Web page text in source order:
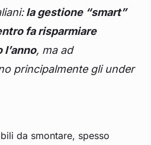
la gestione “smart”
fa risparmiare
, ma ad
principalmente gli under
da smontare, spesso